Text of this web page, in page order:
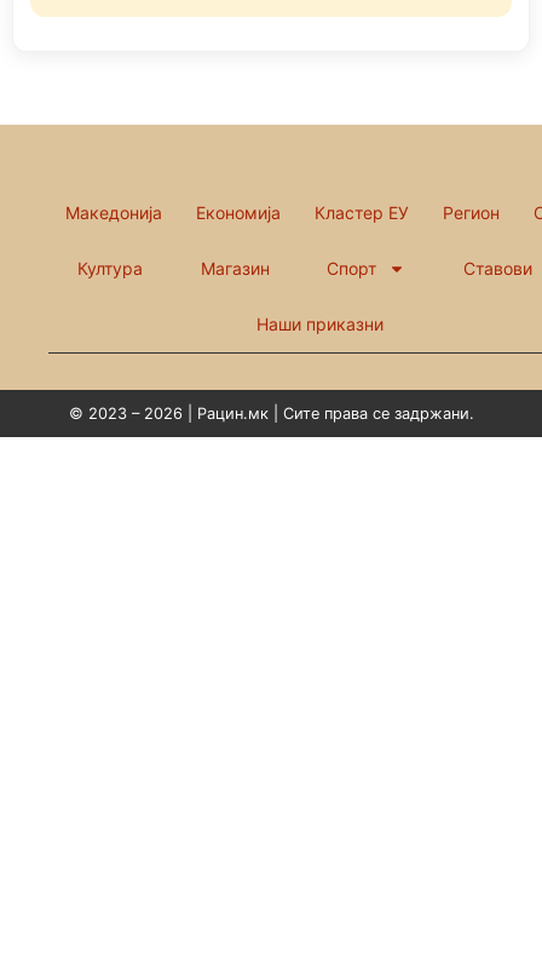
Македонија Економија Кластер ЕУ Регион
Култура Магазин Спорт Ставови
Наши приказни
© 2023 – 2026 | Рацин.мк | Сите права се задржани.